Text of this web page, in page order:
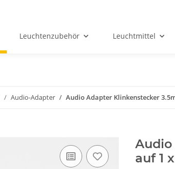
Leuchtenzubehör Leuchtmittel
Audio-Adapter Audio Adapter Klinkenstecker
Audio
auf 1